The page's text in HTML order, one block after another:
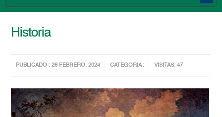
Historia
PUBLICADO : 26 FEBRERO, 2024 CATEGORIA : VISITAS: 47